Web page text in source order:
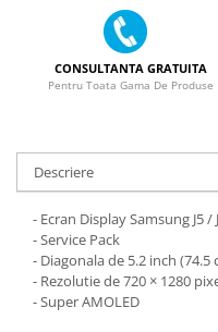
Ecrane Pentru MOTOROLA
Ecrane Pentru XIAOMI
XIAOMI COMPATIBILE
XIAOMI SERVICE PACK
Ecrane Pentru NOKIA
NOKIA COMPATIBILE
CONSULTANTA GRATUITA
Pentru Toata Gama De Produse
Descriere
- Ecran Display Samsung J5 /
- Service Pack
- Diagonala de 5.2 inch (74.5
- Rezolutie de 720 × 1280
- Super AMOLED